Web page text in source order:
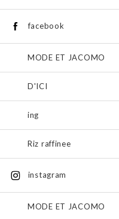
facebook
MODE ET JACOMO
D'ICI
ing
Riz raffinee
instagram
MODE ET JACOMO